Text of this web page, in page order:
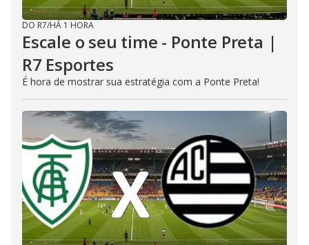
DO R7/HÁ 1 HORA
Escale o seu time - Ponte Preta |
R7 Esportes
É hora de mostrar sua estratégia com a Ponte Preta!